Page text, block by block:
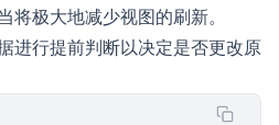
将极大地减少视图的刷新。
进行提前判断以决定是否更改原